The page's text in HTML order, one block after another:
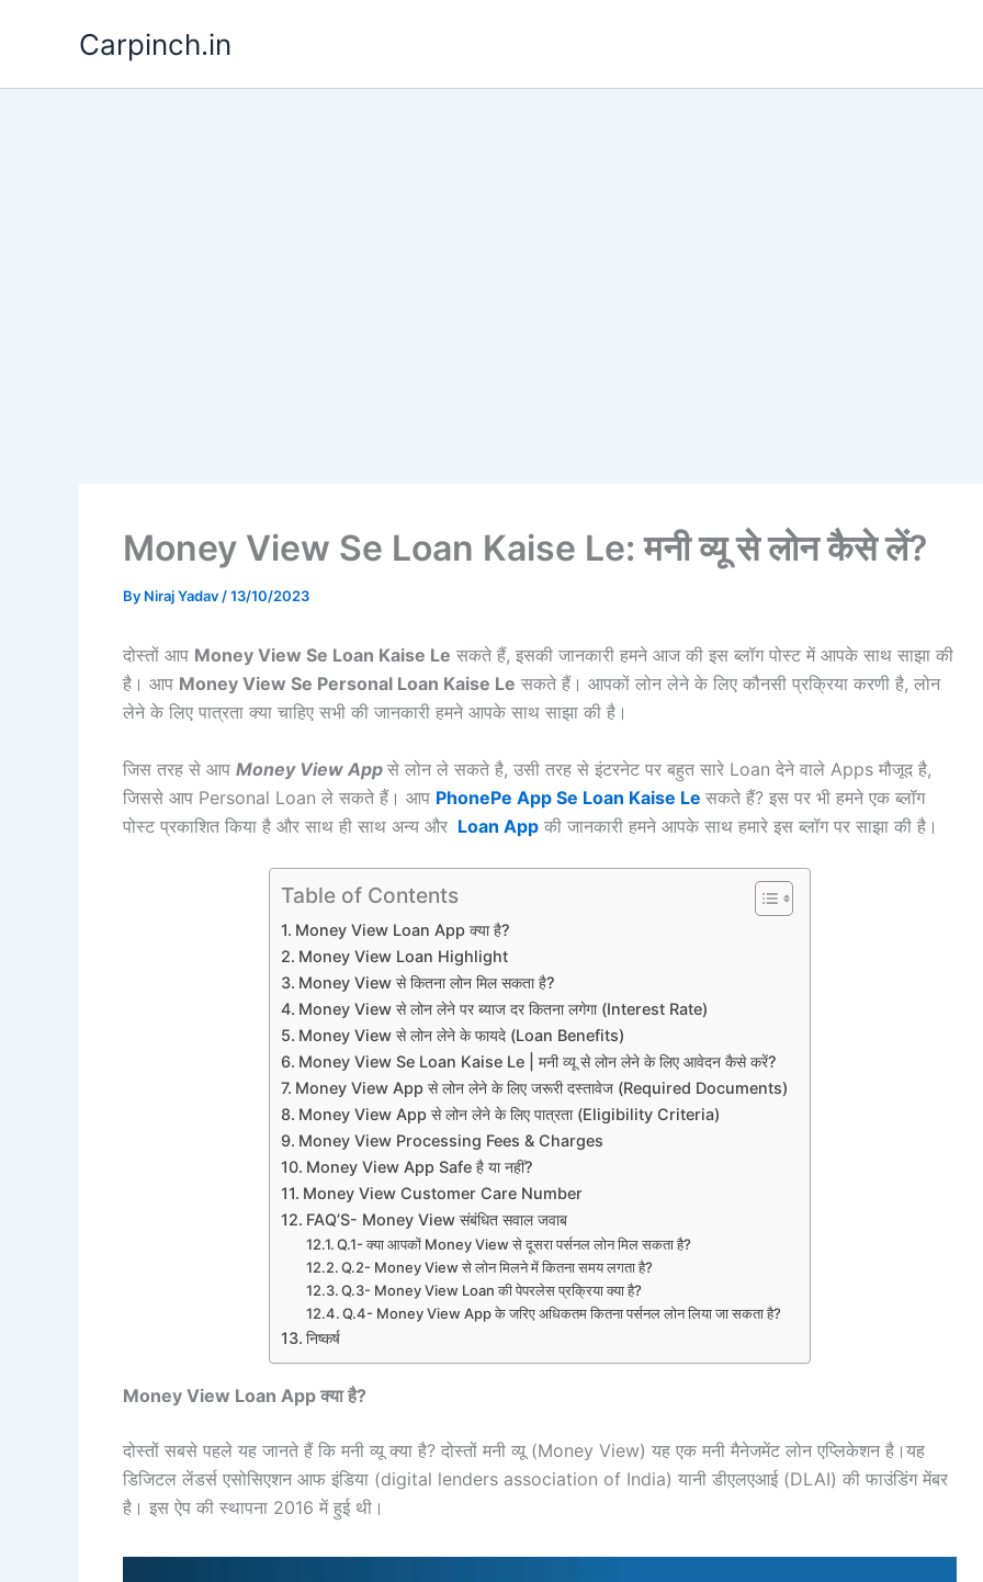
Carpinch.in
Money View Se Loan Kaise Le: मनी व्यू से लोन कैसे लें?
By Niraj Yadav /13/10/2023
दोस्तों आप Money View Se Loan Kaise Le सकते हैं, इसकी जानकारी हमने आज की इस ब्लॉग पोस्ट में आपके साथ साझा की
है। आप Money View Se Personal Loan Kaise Le सकते हैं। आपकों लोन लेने के लिए कौनसी प्रक्रिया करणी है, लोन
लेने के लिए पात्रता क्या चाहिए सभी की जानकारी हमने आपके साथ साझा की है।
जिस तरह से आप Money View App से लोन ले सकते है, उसी तरह से इंटरनेट पर बहुत सारे Loan देने वाले Apps मौजूद है,
जिससे आप Personal Loan ले सकते हैं। आप PhonePe App Se Loan Kaise Le सकते हैं? इस पर भी हमने एक ब्लॉग
पोस्ट प्रकाशित किया है और साथ ही साथ अन्य और Loan App की जानकारी हमने आपके साथ हमारे इस ब्लॉग पर साझा की है।
Table of Contents
Money View Loan App क्या है?
Money View Loan Highlight
Money View से कितना लोन मिल सकता है?
Money View से लोन लेने पर ब्याज दर कितना लगेगा (Interest Rate)
Money View से लोन लेने के फायदे (Loan Benefits)
Money View Se Loan Kaise Le | मनी व्यू से लोन लेने के लिए आवेदन कैसे करें?
Money View App से लोन लेने के लिए जरूरी दस्तावेज (Required Documents)
Money View App से लोन लेने के लिए पात्रता (Eligibility Criteria)
Money View Processing Fees & Charges
Money View App Safe है या नहीं?
Money View Customer Care Number
FAQ’S- Money View संबंधित सवाल जवाब
Q.1- क्या आपकों Money View से दूसरा पर्सनल लोन मिल सकता है?
Q.2- Money View से लोन मिलने में कितना समय लगता है?
Q.3- Money View Loan की पेपरलेस प्रक्रिया क्या है?
Q.4- Money View App के जरिए अधिकतम कितना पर्सनल लोन लिया जा सकता है?
निष्कर्ष
Money View Loan App क्या है?
दोस्तों सबसे पहले यह जानते हैं कि मनी व्यू क्या है? दोस्तों मनी व्यू (Money View) यह एक मनी मैनेजमेंट लोन एप्लिकेशन है।यह
डिजिटल लेंडर्स एसोसिएशन आफ इंडिया (digital lenders association of India) यानी डीएलएआई (DLAI) की फाउंडिंग मेंबर
है। इस ऐप की स्थापना 2016 में हुई थी।